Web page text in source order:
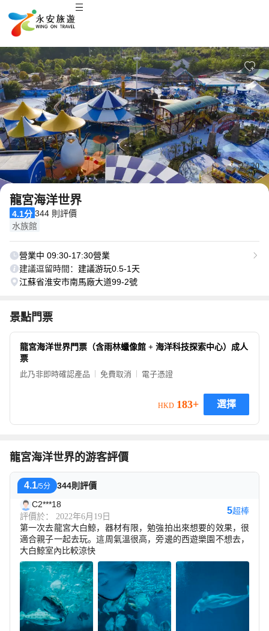
3/20
龍宮海洋世界
4.1分 344 則評價
水族館
營業中 09:30-17:30營業
建議逗留時間： 建議游玩0.5-1天
江蘇省淮安市南馬廠大道99-2號
景點門票
龍宮海洋世界門票（含雨林蠟像館 + 海洋科技探索中心）成人
票
此乃非即時確認產品
免費取消 電子憑證
HKD 183+ 選擇
龍宮海洋世界的游客評價
4.1/5分
344則評價
C2***18
評價於： 2022年6月19日
5超棒
第一次去龍宮大白鯨，器材有限，勉強拍出來想要的效果，很
適合親子一起去玩。這周氣溫很高，旁邊的西遊樂園不想去，
大白鯨室內比較涼快